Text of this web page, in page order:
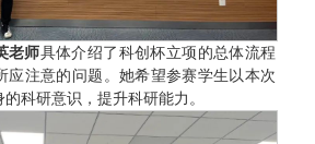
老师具体介绍了科创杯立项的总体流程
应注意的问题。她希望参赛学生以本次
科研意识，提升科研能力。